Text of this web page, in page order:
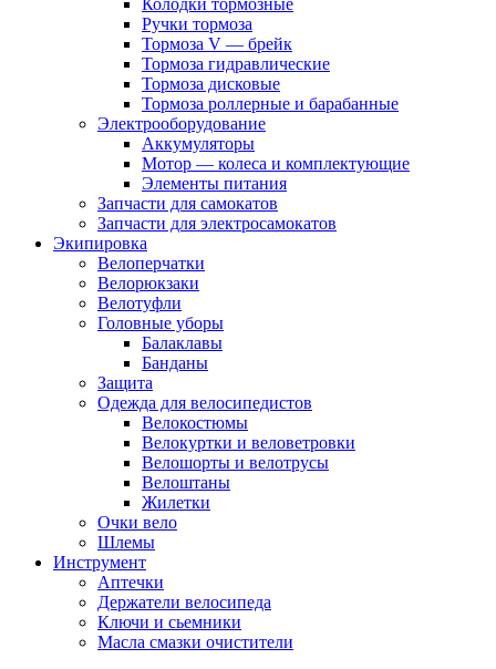
Колодки тормозные
Ручки тормоза
Тормоза V — брейк
Тормоза гидравлические
Тормоза дисковые
Тормоза роллерные и барабанные
Электрооборудование
Аккумуляторы
Мотор — колеса и комплектующие
Элементы питания
Запчасти для самокатов
Запчасти для электросамокатов
Экипировка
Велоперчатки
Велорюкзаки
Велотуфли
Головные уборы
Балаклавы
Банданы
Защита
Одежда для велосипедистов
Велокостюмы
Велокуртки и веловетровки
Велошорты и велотрусы
Велоштаны
Жилетки
Очки вело
Шлемы
Инструмент
Аптечки
Держатели велосипеда
Ключи и сьемники
Масла смазки очистители